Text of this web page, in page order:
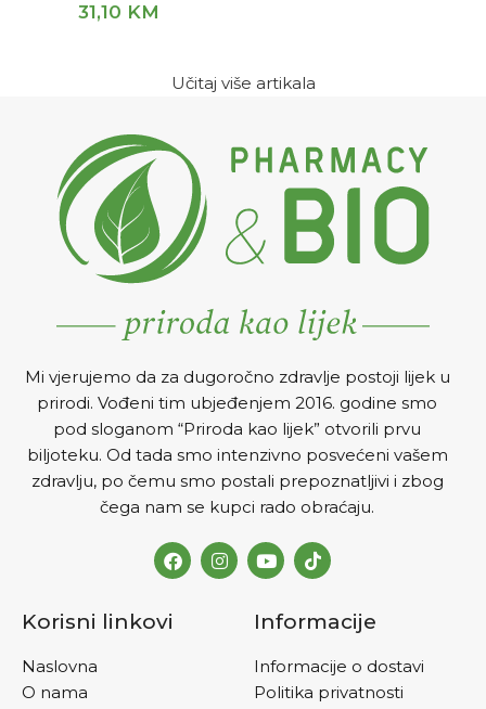
31,10 KM
Učitaj više artikala
Mi vjerujemo da za dugoročno zdravlje postoji lijek u
prirodi. Vođeni tim ubjeđenjem 2016. godine smo
pod sloganom “Priroda kao lijek” otvorili prvu
biljoteku. Od tada smo intenzivno posvećeni vašem
zdravlju, po čemu smo postali prepoznatljivi i zbog
čega nam se kupci rado obraćaju.
Korisni linkovi
Naslovna
O nama
Informacije
Informacije o dostavi
Politika privatnosti